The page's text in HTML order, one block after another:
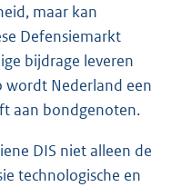
maar kan
Defensiemarkt
bijdrage leveren
wordt Nederland een
aan bondgenoten.
DIS niet alleen de
technologische en